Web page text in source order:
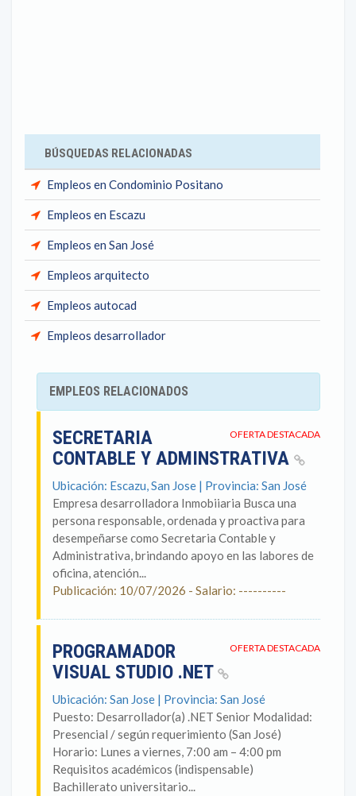
BÚSQUEDAS RELACIONADAS
Empleos en Condominio Positano
Empleos en Escazu
Empleos en San José
Empleos arquitecto
Empleos autocad
Empleos desarrollador
EMPLEOS RELACIONADOS
OFERTA DESTACADA
SECRETARIA
CONTABLE Y ADMINSTRATIVA
Ubicación: Escazu, San Jose | Provincia: San José
Empresa desarrolladora Inmobiiaria Busca una
persona responsable, ordenada y proactiva para
desempeñarse como Secretaria Contable y
Administrativa, brindando apoyo en las labores de
oficina, atención...
Publicación: 10/07/2026 - Salario: ----------
OFERTA DESTACADA
PROGRAMADOR
VISUAL STUDIO .NET
Ubicación: San Jose | Provincia: San José
Puesto: Desarrollador(a) .NET Senior Modalidad:
Presencial / según requerimiento (San José)
Horario: Lunes a viernes, 7:00 am – 4:00 pm
Requisitos académicos (indispensable)
Bachillerato universitario...